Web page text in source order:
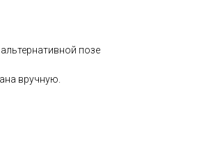
позе
вручную.